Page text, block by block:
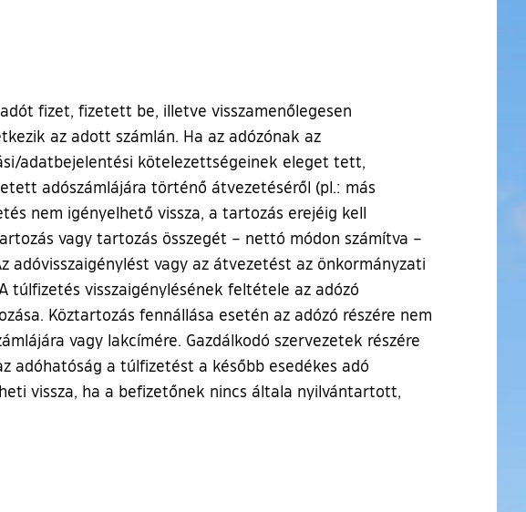
fizet, fizetett be, illetve visszamenőlegesen
az adott számlán. Ha az adózónak az
adatbejelentési kötelezettségeinek eleget tett,
adószámlájára történő átvezetéséről (pl.: más
nem igényelhető vissza, a tartozás erejéig kell
vagy tartozás összegét – nettó módon számítva –
vagy az átvezetést az önkormányzati
visszaigénylésének feltétele az adózó
Köztartozás fennállása esetén az adózó részére nem
vagy lakcímére. Gazdálkodó szervezetek részére
adóhatóság a túlfizetést a később esedékes adó
vissza, ha a befizetőnek nincs általa nyilvántartott,